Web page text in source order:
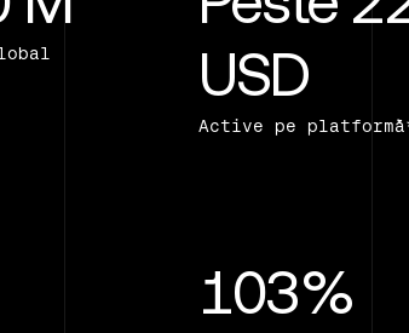
USD
Active pe
103%